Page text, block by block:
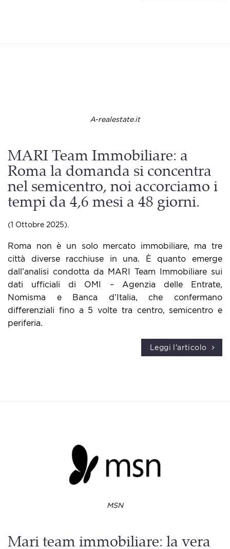
A-realestate.it
MARI Team Immobiliare: a
Roma la domanda si concentra
nel semicentro, noi accorciamo i
tempi da 4,6 mesi a 48 giorni.
(1 Ottobre 2025).
Roma non è un solo mercato immobiliare, ma tre
città diverse racchiuse in una. È quanto emerge
dall’analisi condotta da MARI Team Immobiliare sui
dati ufficiali di OMI – Agenzia delle Entrate,
Nomisma e Banca d’Italia, che confermano
differenziali fino a 5 volte tra centro, semicentro e
periferia.
Leggi l'articolo
MSN
Mari team immobiliare: la vera